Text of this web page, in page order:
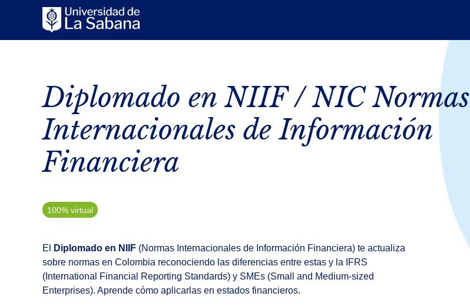
Diplomado en NIIF / NIC Normas
Internacionales de Información
Financiera
100% virtual
El Diplomado en NIIF (Normas Internacionales de Información Financiera) te actualiza
sobre normas en Colombia reconociendo las diferencias entre estas y la IFRS
(International Financial Reporting Standards) y SMEs (Small and Medium-sized
Enterprises). Aprende cómo aplicarlas en estados financieros.